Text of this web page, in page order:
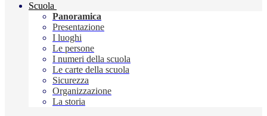
Scuola
Panoramica
Presentazione
I luoghi
Le persone
I numeri della scuola
Le carte della scuola
Sicurezza
Organizzazione
La storia